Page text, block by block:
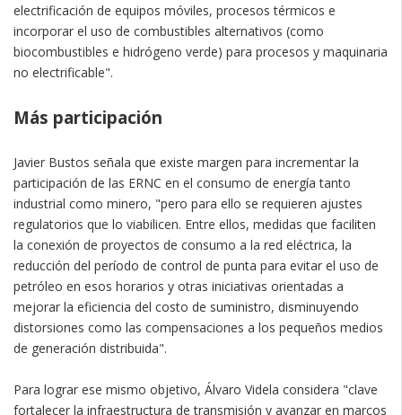
electrificación de equipos móviles, procesos térmicos e
incorporar el uso de combustibles alternativos (como
biocombustibles e hidrógeno verde) para procesos y maquinaria
no electrificable".
Más participación
Javier Bustos señala que existe margen para incrementar la
participación de las ERNC en el consumo de energía tanto
industrial como minero, "pero para ello se requieren ajustes
regulatorios que lo viabilicen. Entre ellos, medidas que faciliten
la conexión de proyectos de consumo a la red eléctrica, la
reducción del período de control de punta para evitar el uso de
petróleo en esos horarios y otras iniciativas orientadas a
mejorar la eficiencia del costo de suministro, disminuyendo
distorsiones como las compensaciones a los pequeños medios
de generación distribuida".
Para lograr ese mismo objetivo, Álvaro Videla considera "clave
fortalecer la infraestructura de transmisión y avanzar en marcos